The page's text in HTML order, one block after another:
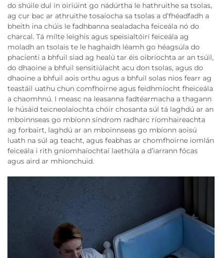
do shúile dul in oiriúint go nádúrtha le hathruithe sa tsolas,
ag cur bac ar athruithe tosaíocha sa tsolas a d’fhéadfadh a
bheith ina chúis le fadhbanna sealadacha feiceála nó do
charcal. Tá mílte leighis agus speisialtóirí feiceála ag
moladh an tsolais te le haghaidh léamh go héagsúla do
phacientí a bhfuil siad ag healú tar éis oibríochta ar an tsúil,
do dhaoine a bhfuil sensitiúlacht acu don tsolas, agus do
dhaoine a bhfuil aois orthu agus a bhfuil solas níos fearr ag
teastáil uathu chun comfhoirne agus feidhmíocht fheiceála
a chaomhnú. I measc na leasanna fadtéarmacha a thagann
le húsáid teicneolaíochta chóir chosanta súl tá laghdú ar an
mboinnseas go mbíonn síndrom radharc ríomhaireachta
ag forbairt, laghdú ar an mboinnseas go mbíonn aoisú
luath na súl ag teacht, agus feabhas ar chomfhoirne iomlán
feiceála i rith gníomhaíochtaí laethúla a d’iarrann fócas
agus aird ar mhionchuid.